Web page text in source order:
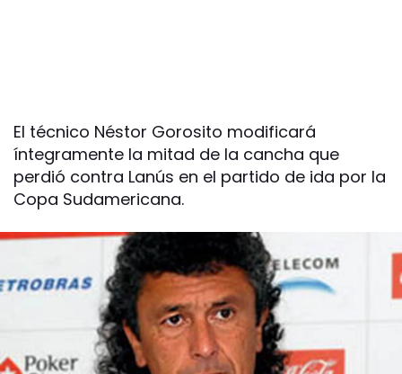
El técnico Néstor Gorosito modificará
íntegramente la mitad de la cancha que
perdió contra Lanús en el partido de ida por la
Copa Sudamericana.